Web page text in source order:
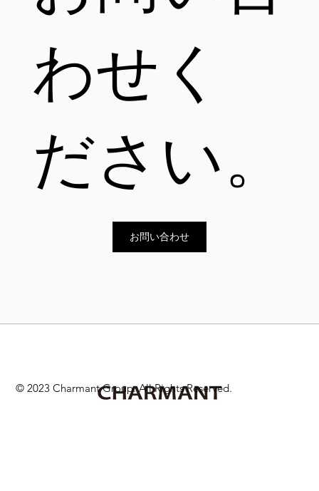
わせく
ださい。
お問い合わせ
© 2023 Charmant Group. All Rights Reserved.